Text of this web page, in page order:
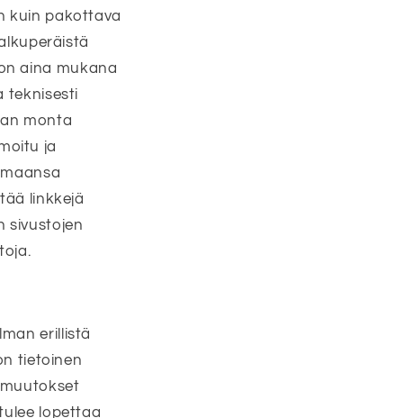
kuin pakottava
aina mukana
teknisesti
monta
ja
linkkejä
sivustojen
erillistä
tietoinen
lopettaa